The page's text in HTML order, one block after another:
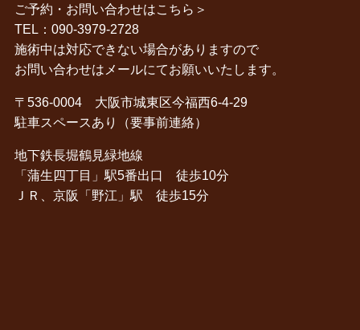
ご予約・お問い合わせはこちら＞
TEL：090-3979-2728
施術中は対応できない場合がありますので
お問い合わせはメールにてお願いいたします。
〒536-0004 大阪市城東区今福西6‐4‐29
駐車スペースあり（要事前連絡）
地下鉄長堀鶴見緑地線
「蒲生四丁目」駅5番出口 徒歩10分
ＪＲ、京阪「野江」駅 徒歩15分